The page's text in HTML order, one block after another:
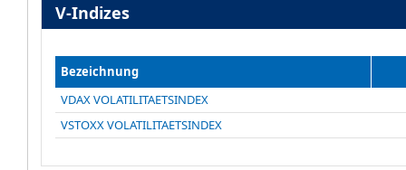
V-Indizes
Bezeichnung
VDAX VOLATILITAETSINDEX
VSTOXX VOLATILITAETSINDEX